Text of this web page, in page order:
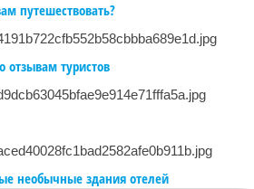
путешествовать?
отзывам туристов
необычные здания отелей